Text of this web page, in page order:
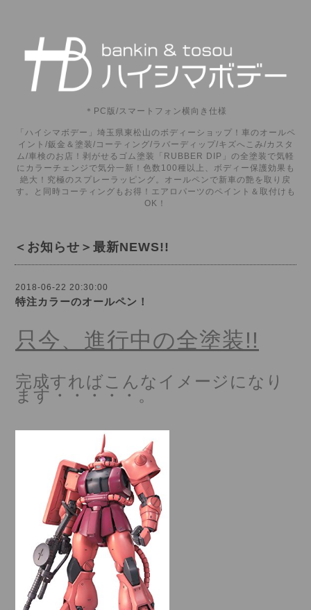
＊PC版/スマートフォン横向き仕様
「ハイシマボデー」埼玉県東松山のボディーショップ！車のオールペ
イント/鈑金＆塗装/コーティング/ラバーディップ/キズへこみ/カスタ
ム/車検のお店！剥がせるゴム塗装「RUBBER DIP」の全塗装で気軽
にカラーチェンジで気分一新！色数100種以上、ボディー保護効果も
絶大！究極のスプレーラッピング。オールペンで新車の艶を取り戻
す。と同時コーティングもお得！エアロパーツのペイント＆取付けも
OK！
＜お知らせ＞最新NEWS!!
2018-06-22 20:30:00
特注カラーのオールペン！
只今、進行中の全塗装!!
完成すればこんなイメージになり
ます・・・・・。